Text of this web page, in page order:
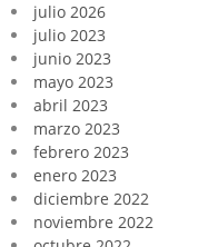
julio 2026
julio 2023
junio 2023
mayo 2023
abril 2023
marzo 2023
febrero 2023
enero 2023
diciembre 2022
noviembre 2022